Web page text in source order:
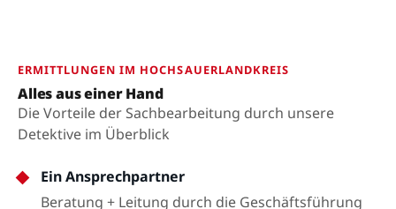
ERMITTLUNGEN IM HOCHSAUERLANDKREIS
Alles aus einer Hand
Die Vorteile der Sachbearbeitung durch unsere
Detektive im Überblick
Ein Ansprechpartner
Beratung + Leitung durch die Geschäftsführung